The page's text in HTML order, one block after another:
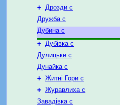
+ Дрозди с
Дружба с
Дубина с
+ Дубівка с
Дулицьке с
Дунайка с
+ Житні Гори с
+ Журавлиха с
Завадівка с